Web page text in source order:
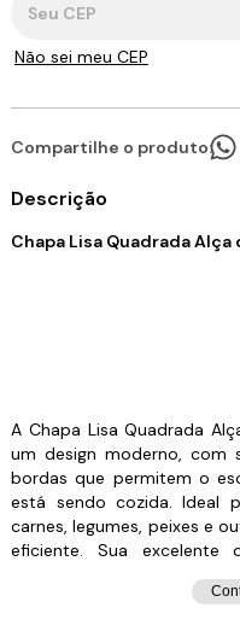
Não sei meu CEP
Compartilhe o produto:
Descrição
Chapa Lisa Quadrada
A Chapa Lisa Quadrada
um design moderno, com
bordas que permitem o
está sendo cozida. Ideal
carnes, legumes, peixes e
eficiente. Sua excelente
característico do ferro
aquecidos por muito